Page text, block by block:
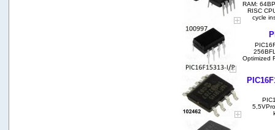
RAM:
RISC
cycle
Optimized